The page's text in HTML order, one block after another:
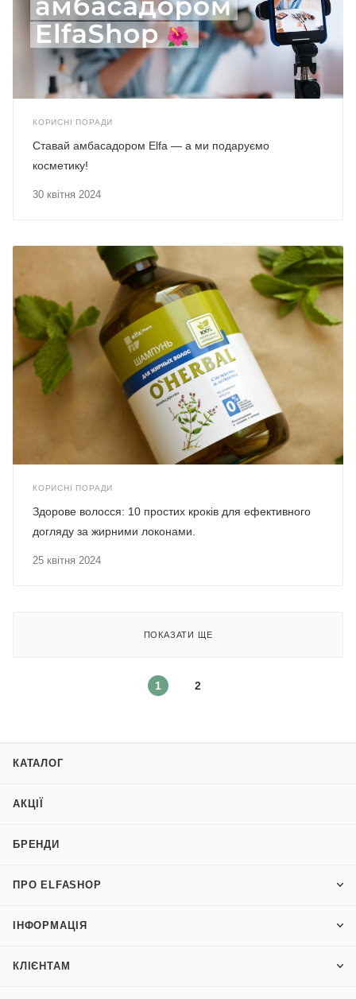
КОРИСНІ ПОРАДИ
30 квітня 2024
Ставай амбасадором Elfa — а ми подаруємо
косметику!
КОРИСНІ ПОРАДИ
25 квітня 2024
Здорове волосся: 10 простих кроків для ефективного
догляду за жирними локонами.
ПОКАЗАТИ ЩЕ
1 2
КАТАЛОГ
АКЦІЇ
БРЕНДИ
ПРО ELFASHOP
ІНФОРМАЦІЯ
КЛІЄНТАМ